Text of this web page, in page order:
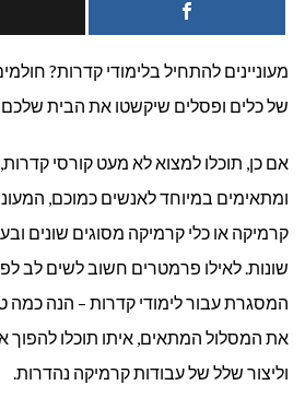
מעוניינים להתחיל בלימודי קדרות?
של כלים ופסלים שיקשטו את הבית שלכם
אם כן, תוכלו למצוא לא מעט קורסי
ומתאימים במיוחד לאנשים כמוכם,
קרמיקה או כלי קרמיקה מסוגים שונים
שונות. לאילו פרמטרים חשוב לשים לב
המסגרת עבור לימודי קדרות – הנה כמה
את המסלול המתאים, איתו תוכלו להפוך
וליצור שלל של עבודות קרמיקה נהדרות.